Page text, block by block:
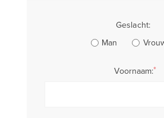
Geslacht:
Man
Voornaam:*